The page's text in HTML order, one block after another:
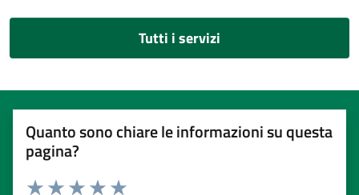
Tutti i servizi
Quanto sono chiare le informazioni su questa
pagina?